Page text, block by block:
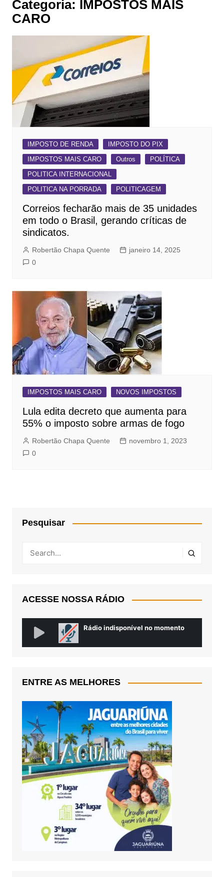
Categoria: IMPOSTOS MAIS
CARO
IMPOSTO DE RENDA
IMPOSTO DO PIX
IMPOSTOS MAIS CARO
Outros
POLÍTICA
POLITICA INTERNACIONAL
POLITICA NA PORRADA
POLITICAGEM
Correios fecharão mais de 35 unidades
em todo o Brasil, gerando críticas de
sindicatos.
Robertão Chapa Quente
janeiro 14, 2025
0
IMPOSTOS MAIS CARO NOVOS IMPOSTOS
Lula edita decreto que aumenta para
55% o imposto sobre armas de fogo
Robertão Chapa Quente
novembro 1, 2023
0
Pesquisar
ACESSE NOSSA RÁDIO
ENTRE AS MELHORES